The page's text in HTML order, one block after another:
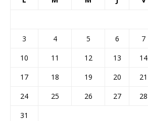
3
4 5 6 7
10
11 12 13 14
17
18 19 20 21
24
25 26 27 28
31